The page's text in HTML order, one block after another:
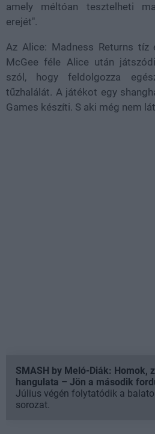
amely méltóan tesztelheti
erejét".
Az Alice: Madness Returns tíz
McGee féle Alice után
szól, hogy feldolgozza
tűzhalálát. A játékot egy
Games készíti. S aki még nem
SMASH by Meló-Diák: Homok,
hangulata – Jön a második
Július végén folytatódik a
sorozat.